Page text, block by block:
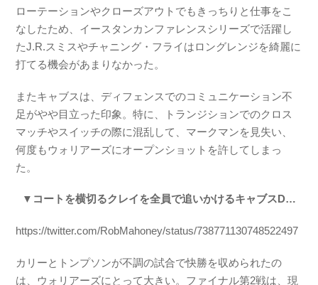
ローテーションやクローズアウトでもきっちりと仕事をこ
なしたため、イースタンカンファレンスシリーズで活躍し
たJ.R.スミスやチャニング・フライはロングレンジを綺麗に
打てる機会があまりなかった。
またキャブスは、ディフェンスでのコミュニケーション不
足がやや目立った印象。特に、トランジションでのクロス
マッチやスイッチの際に混乱して、マークマンを見失い、
何度もウォリアーズにオープンショットを許してしまっ
た。
▼コートを横切るクレイを全員で追いかけるキャブスD…
https://twitter.com/RobMahoney/status/738771130748522497
カリーとトンプソンが不調の試合で快勝を収められたの
は、ウォリアーズにとって大きい。ファイナル第2戦は、現